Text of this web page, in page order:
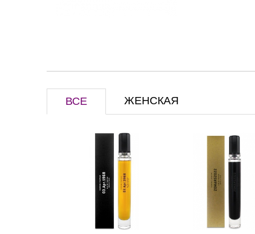
ВСЕ ЖЕНСКАЯ